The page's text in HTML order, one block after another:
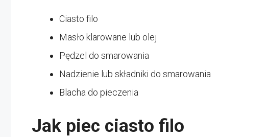
Ciasto filo
Masło klarowane lub olej
Pędzel do smarowania
Nadzienie lub składniki do smarowania
Blacha do pieczenia
Jak piec ciasto filo